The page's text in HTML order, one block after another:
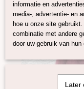
informatie en
media-, advertentie- en
hoe u onze site
combinatie met andere
door uw gebruik van
Later